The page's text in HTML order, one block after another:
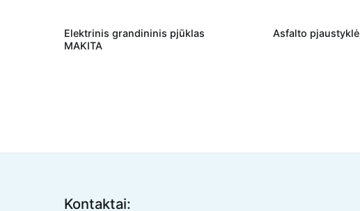
Elektrinis grandininis pjūklas
MAKITA
Asfalto pjaustyklė
Kontaktai: